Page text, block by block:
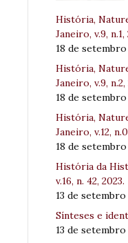
História,
Janeiro, v.9, n.1,
18 de
História,
Janeiro, v.9, n.2,
18 de
História,
Janeiro, v.12,
18 de
História da
v.16, n. 42, 2023.
13 de setembro
Sínteses e
13 de setembro